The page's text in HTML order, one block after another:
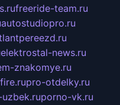
freeride-team.ru
autostudiopro.ru
elektrostal-news.ru
znakomye.ru
pro-otdelky.ru
porno-vk.ru